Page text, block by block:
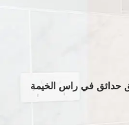
حدائق في راس الخيمة